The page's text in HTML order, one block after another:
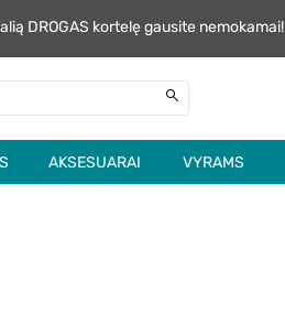
DROGAS kortelę gausite nemokamai!
AKSESUARAI VYRAMS